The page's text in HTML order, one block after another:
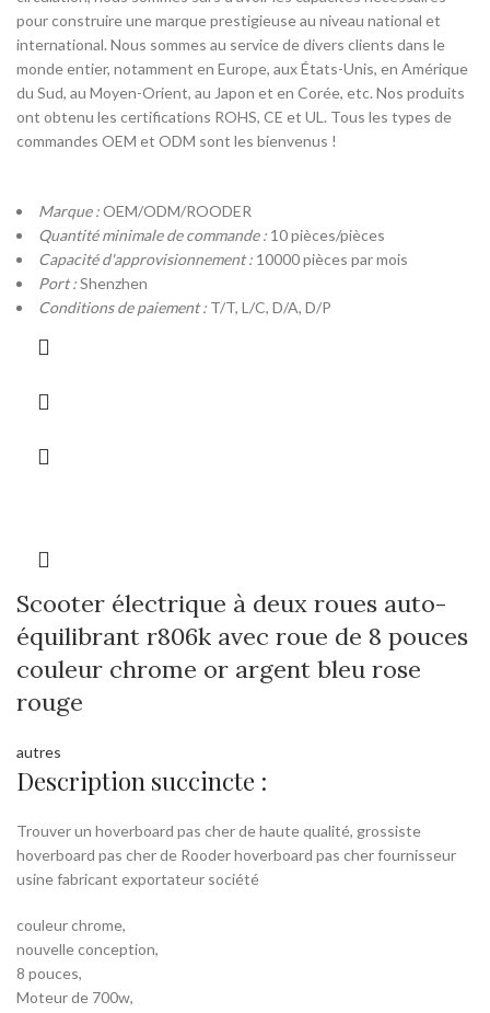
pour construire une marque prestigieuse au niveau national et
international. Nous sommes au service de divers clients dans le
monde entier, notamment en Europe, aux États-Unis, en Amérique
du Sud, au Moyen-Orient, au Japon et en Corée, etc. Nos produits
ont obtenu les certifications ROHS, CE et UL. Tous les types de
commandes OEM et ODM sont les bienvenus !
Marque :OEM/ODM/ROODER
Quantité minimale de commande : 10 pièces/pièces
Capacité d'approvisionnement : 10000 pièces par mois
Port :Shenzhen
Conditions de paiement : T/T, L/C, D/A, D/P
Scooter électrique à deux roues auto-
équilibrant r806k avec roue de 8 pouces
couleur chrome or argent bleu rose
rouge
autres
Description succincte :
Trouver un hoverboard pas cher de haute qualité, grossiste
hoverboard pas cher de Rooder hoverboard pas cher fournisseur
usine fabricant exportateur société
couleur chrome,
nouvelle conception,
8 pouces,
Moteur de 700w,